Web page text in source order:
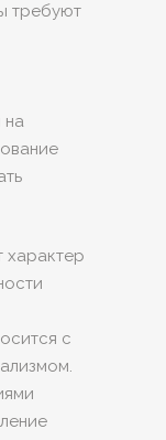
требуют
на
характер
с